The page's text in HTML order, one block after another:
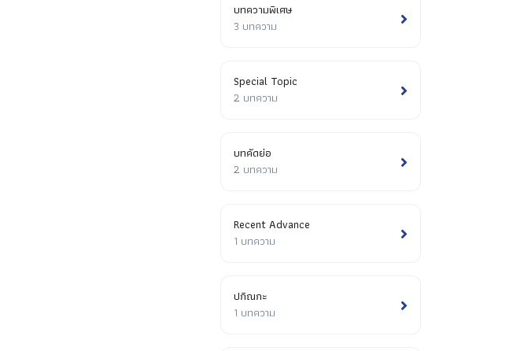
บทความพิเศษ
3 บทความ
Special Topic
2 บทความ
บทคัดย่อ
2 บทความ
Recent Advance
1 บทความ
ปกิณกะ
1 บทความ